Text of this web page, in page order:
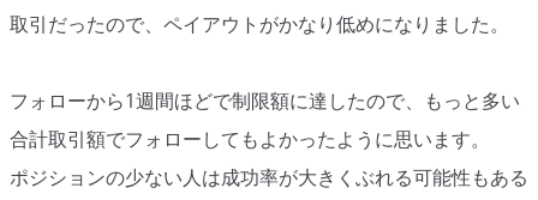
取引だったので、ペイアウトがかなり低めになりました。
フォローから1週間ほどで制限額に達したので、もっと多い
合計取引額でフォローしてもよかったように思います。
ポジションの少ない人は成功率が大きくぶれる可能性もある